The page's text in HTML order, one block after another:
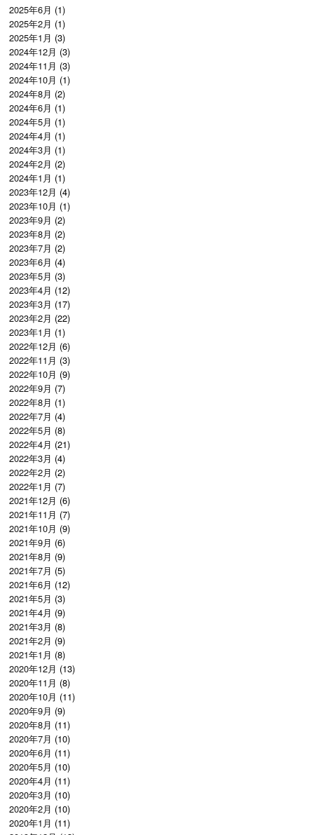
2025年6月 (1)
2025年2月 (1)
2025年1月 (3)
2024年12月 (3)
2024年11月 (3)
2024年10月 (1)
2024年8月 (2)
2024年6月 (1)
2024年5月 (1)
2024年4月 (1)
2024年3月 (1)
2024年2月 (2)
2024年1月 (1)
2023年12月 (4)
2023年10月 (1)
2023年9月 (2)
2023年8月 (2)
2023年7月 (2)
2023年6月 (4)
2023年5月 (3)
2023年4月 (12)
2023年3月 (17)
2023年2月 (22)
2023年1月 (1)
2022年12月 (6)
2022年11月 (3)
2022年10月 (9)
2022年9月 (7)
2022年8月 (1)
2022年7月 (4)
2022年5月 (8)
2022年4月 (21)
2022年3月 (4)
2022年2月 (2)
2022年1月 (7)
2021年12月 (6)
2021年11月 (7)
2021年10月 (9)
2021年9月 (6)
2021年8月 (9)
2021年7月 (5)
2021年6月 (12)
2021年5月 (3)
2021年4月 (9)
2021年3月 (8)
2021年2月 (9)
2021年1月 (8)
2020年12月 (13)
2020年11月 (8)
2020年10月 (11)
2020年9月 (9)
2020年8月 (11)
2020年7月 (10)
2020年6月 (11)
2020年5月 (10)
2020年4月 (11)
2020年3月 (10)
2020年2月 (10)
2020年1月 (11)